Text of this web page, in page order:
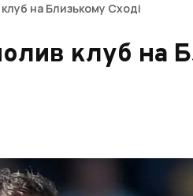
на Близькому Сході
клуб на